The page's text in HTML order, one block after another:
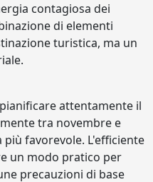
contagiosa dei
di elementi
turistica, ma un
attentamente il
tra novembre e
favorevole. L'efficiente
un modo pratico per
precauzioni di base